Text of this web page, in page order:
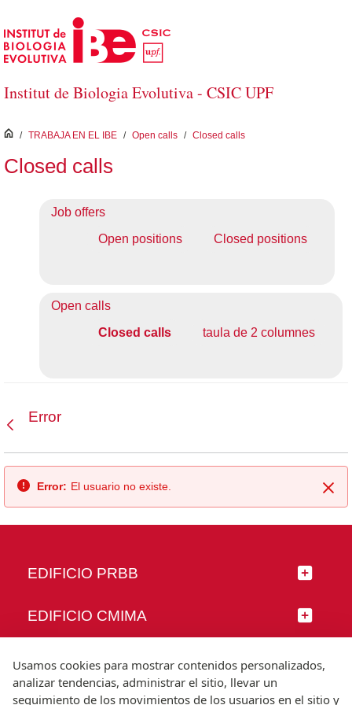
Saltar al contenido principal
Institut de Biologia Evolutiva - CSIC UPF
inici
/ TRABAJA EN EL IBE / Open calls / Closed calls
Closed calls
Job offers
Open positions
Closed positions
Open calls
Closed calls
taula de 2 columnes
Error
Error: El usuario no existe.
EDIFICIO PRBB
EDIFICIO CMIMA
SÍGUENOS
Usamos cookies para mostrar contenidos personalizados,
analizar tendencias, administrar el sitio, llevar un
seguimiento de los movimientos de los usuarios en el sitio y